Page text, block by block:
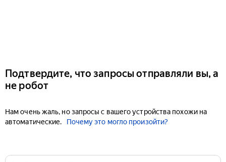
Подтвердите, что запросы отправляли вы, а
не робот
Нам очень жаль, но запросы с вашего устройства похожи на
автоматические.
Почему это могло произойти?